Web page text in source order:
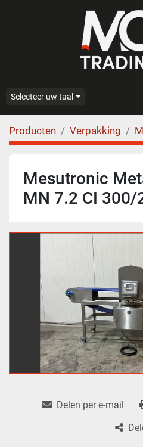
Selecteer uw taal
Producten Verpakking
Mesutronic
MN 7.2 CI 300/
Delen per e-mail